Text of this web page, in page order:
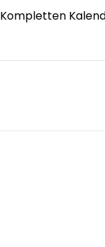
Kompletten